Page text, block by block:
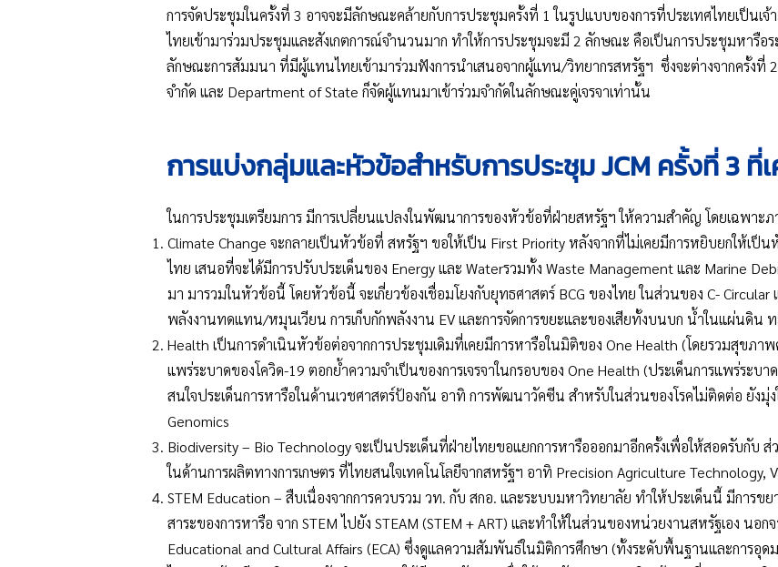
การจัดประชุมในครั้งที่ 3 อาจจะมีลักษณะคล้ายกับการประชุมครั้งที่ 1 ในรูปแบบของการที่ประเทศไทยเป็นเ
ไทยเข้ามาร่วมประชุมและสังเกตการณ์จำนวนมาก ทำให้การประชุมจะมี 2 ลักษณะ คือเป็นการประชุมหารือ
ลักษณะการสัมมนา ที่มีผู้แทนไทยเข้ามาร่วมฟังการนำเสนอจากผู้แทน/วิทยากรสหรัฐฯ ซึ่งจะต่างจากครั้งที่
จำกัด และ Department of State ก็จัดผู้แทนมาเข้าร่วมจำกัดในลักษณะคู่เจรจาเท่านั้น
การแบ่งกลุ่มและหัวข้อสำหรับการประชุม JCM ครั้งที่ 3 ที่
ในการประชุมเตรียมการ มีการเปลี่ยนแปลงในพัฒนาการของหัวข้อที่ฝ่ายสหรัฐฯ ให้ความสำคัญ โดยเฉพาะภ
Climate Change จะกลายเป็นหัวข้อที่ สหรัฐฯ ขอให้เป็น First Priority หลังจากที่ไม่เคยมีการหยิบยกให้เ
ไทย เสนอที่จะได้มีการปรับประเด็นของ Energy และ Waterรวมทั้ง Waste Management และ Marine
มา มารวมในหัวข้อนี้ โดยหัวข้อนี้ จะเกี่ยวข้องเชื่อมโยงกับยุทธศาสตร์ BCG ของไทย ในส่วนของ C- Circular
พลังงานทดแทน/หมุนเวียน การเก็บกักพลังงาน EV และการจัดการขยะและของเสียทั้งบนบก น้ำในแผ่นดิน
Health เป็นการดำเนินหัวข้อต่อจากการประชุมเดิมที่เคยมีการหารือในมิติของ One Health (โดยรวมสุขภ
แพร่ระบาดของโควิด-19 ตอกย้ำความจำเป็นของการเจรจาในกรอบของ One Health (ประเด็นการแพร่ระบ
สนใจประเด็นการหารือในด้านเวชศาสตร์ป้องกัน อาทิ การพัฒนาวัคซีน สำหรับในส่วนของโรคไม่ติดต่อ ยังมุ่
Genomics
Biodiversity – Bio Technology จะเป็นประเด็นที่ฝ่ายไทยขอแยกการหารือออกมาอีกครั้งเพื่อให้สอดรับกับ
ในด้านการผลิตทางการเกษตร ที่ไทยสนใจเทคโนโลยีจากสหรัฐฯ อาทิ Precision Agriculture Technology,
STEM Education – สืบเนื่องจากการควบรวม วท. กับ สกอ. และระบบมหาวิทยาลัย ทำให้ประเด็นนี้ มีการข
สาระของการหารือ จาก STEM ไปยัง STEAM (STEM + ART) และทำให้ในส่วนของหน่วยงานสหรัฐเอง นอก
Educational and Cultural Affairs (ECA) ซึ่งดูแลความสัมพันธ์ในมิติการศึกษา (ทั้งระดับพื้นฐานและการอุ